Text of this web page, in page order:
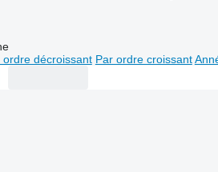
ordre décroissant Par ordre croissant